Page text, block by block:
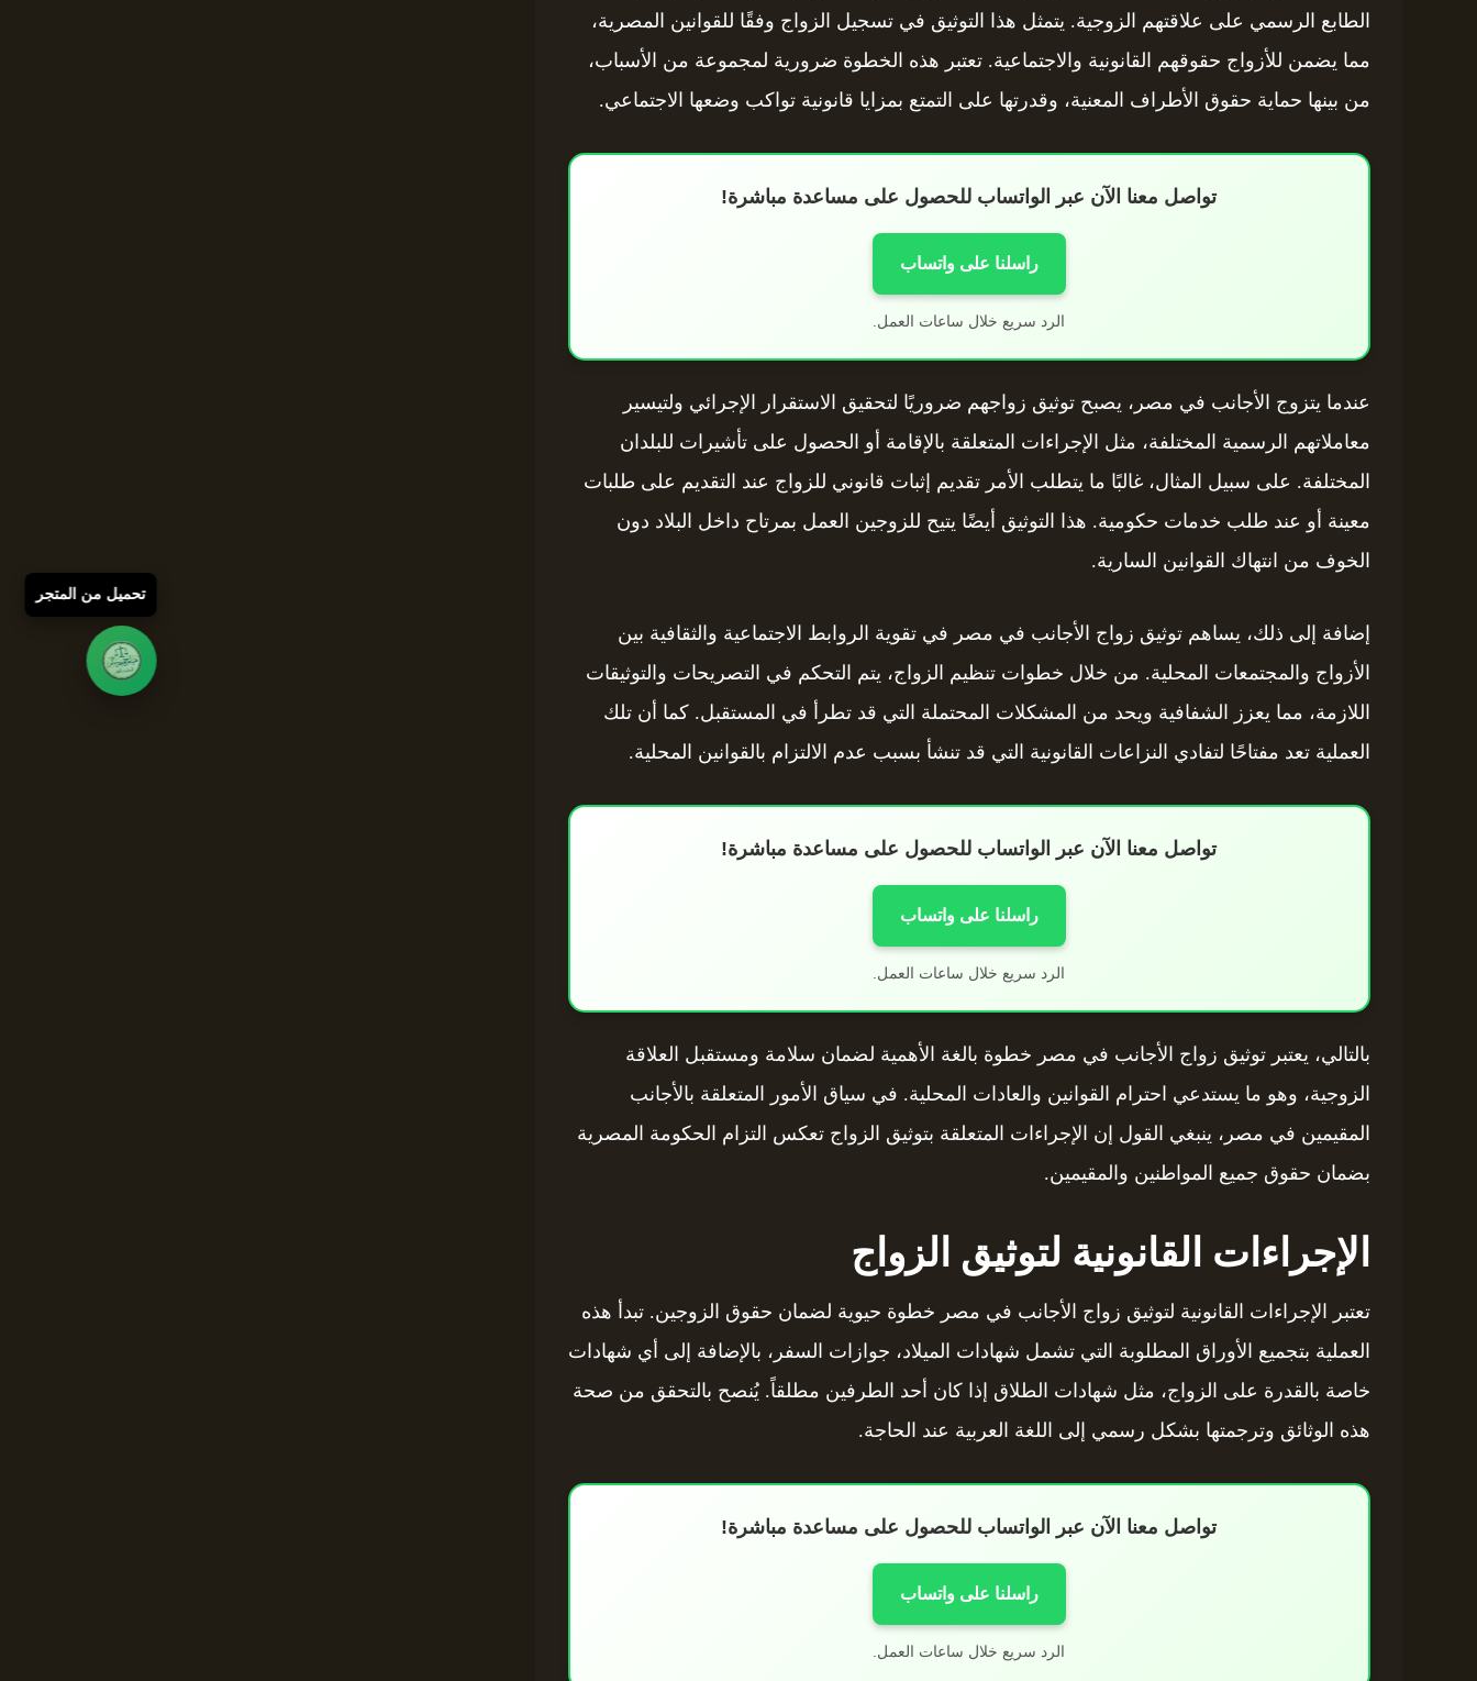
الطابع الرسمي على علاقتهم الزوجية. يتمثل هذا التوثيق في تسجيل الزواج وفقًا للقوانين المصرية،
مما يضمن للأزواج حقوقهم القانونية والاجتماعية. تعتبر هذه الخطوة ضرورية لمجموعة من الأسباب،
من بينها حماية حقوق الأطراف المعنية، وقدرتها على التمتع بمزايا قانونية تواكب وضعها الاجتماعي.
تواصل معنا الآن عبر الواتساب للحصول على مساعدة مباشرة!
راسلنا على واتساب
الرد سريع خلال ساعات العمل.
عندما يتزوج الأجانب في مصر، يصبح توثيق زواجهم ضروريًا لتحقيق الاستقرار الإجرائي ولتيسير
معاملاتهم الرسمية المختلفة، مثل الإجراءات المتعلقة بالإقامة أو الحصول على تأشيرات للبلدان
المختلفة. على سبيل المثال، غالبًا ما يتطلب الأمر تقديم إثبات قانوني للزواج عند التقديم على طلبات
معينة أو عند طلب خدمات حكومية. هذا التوثيق أيضًا يتيح للزوجين العمل بمرتاح داخل البلاد دون
الخوف من انتهاك القوانين السارية.
إضافة إلى ذلك، يساهم توثيق زواج الأجانب في مصر في تقوية الروابط الاجتماعية والثقافية بين
الأزواج والمجتمعات المحلية. من خلال خطوات تنظيم الزواج، يتم التحكم في التصريحات والتوثيقات
اللازمة، مما يعزز الشفافية ويحد من المشكلات المحتملة التي قد تطرأ في المستقبل. كما أن تلك
العملية تعد مفتاحًا لتفادي النزاعات القانونية التي قد تنشأ بسبب عدم الالتزام بالقوانين المحلية.
تواصل معنا الآن عبر الواتساب للحصول على مساعدة مباشرة!
راسلنا على واتساب
الرد سريع خلال ساعات العمل.
بالتالي، يعتبر توثيق زواج الأجانب في مصر خطوة بالغة الأهمية لضمان سلامة ومستقبل العلاقة
الزوجية، وهو ما يستدعي احترام القوانين والعادات المحلية. في سياق الأمور المتعلقة بالأجانب
المقيمين في مصر، ينبغي القول إن الإجراءات المتعلقة بتوثيق الزواج تعكس التزام الحكومة المصرية
بضمان حقوق جميع المواطنين والمقيمين.
الإجراءات القانونية لتوثيق الزواج
تعتبر الإجراءات القانونية لتوثيق زواج الأجانب في مصر خطوة حيوية لضمان حقوق الزوجين. تبدأ هذه
العملية بتجميع الأوراق المطلوبة التي تشمل شهادات الميلاد، جوازات السفر، بالإضافة إلى أي شهادات
خاصة بالقدرة على الزواج، مثل شهادات الطلاق إذا كان أحد الطرفين مطلقاً. يُنصح بالتحقق من صحة
هذه الوثائق وترجمتها بشكل رسمي إلى اللغة العربية عند الحاجة.
تواصل معنا الآن عبر الواتساب للحصول على مساعدة مباشرة!
راسلنا على واتساب
الرد سريع خلال ساعات العمل.
تحميل من المتجر